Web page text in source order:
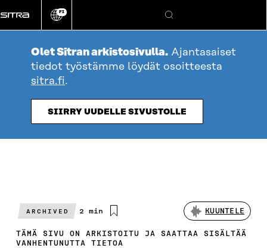
suoraan
sisältöön
Vaihda
kieli
FI
Hae
Olet Sitran arkistosivulla. Ajantasaiset
tiedot työstämme löydät osoitteesta
sitra.fi.
SIIRRY UUDELLE SIVUSTOLLE
ARCHIVED
Arvioitu
2 min KUUNTELE
TÄMÄ SIVU ON ARKISTOITU JA SAATTAA SISÄLTÄÄ
VANHENTUNUTTA TIETOA